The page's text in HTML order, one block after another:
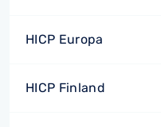
HICP Europa
HICP Finland